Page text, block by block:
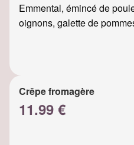
Emmental, émincé de
oignons, galette de
Crêpe fromagère
11.99 €